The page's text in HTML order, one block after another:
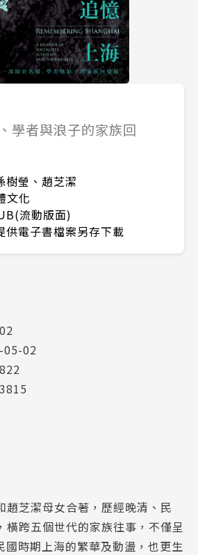
學者與浪子的家族回
樹瑩、趙芝潔
文化
流動版面)
供電子書檔案另存下載
05-02
芝潔母女合著，歷經晚清、民
橫跨五個世代的家族往事，不僅呈
時期上海的繁華及動盪，也更生